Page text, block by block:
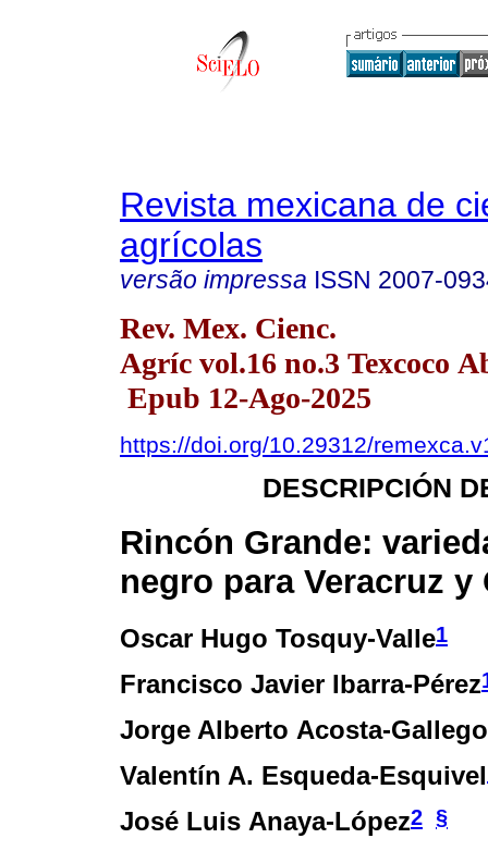
Revista mexicana de
agrícolas
versão impressa ISSN 2007-
Rev. Mex. Cienc.
Agríc vol.16 no.3 Texcoco
Epub 12-Ago-2025
https://doi.org/10.29312/
DESCRIPCIÓN
Rincón Grande:
negro para Veracruz y
Oscar Hugo Tosquy-Valle1
Francisco Javier Ibarra-Pérez
Jorge Alberto Acosta-
Valentín A. Esqueda-Esquivel
José Luis Anaya-López2 §